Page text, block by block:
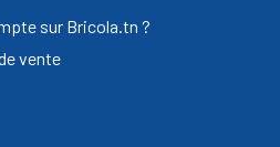
sur Bricola.tn ?
vente